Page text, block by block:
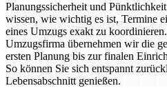
Planungssicherheit und
wissen, wie wichtig es ist, Termine
eines Umzugs exakt zu
Umzugsfirma übernehmen wir die
ersten Planung bis zur finalen
So können Sie sich entspannt
Lebensabschnitt genießen.